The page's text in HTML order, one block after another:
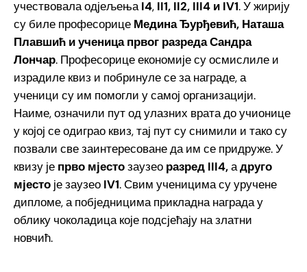
учествовала одјељењаI4, II1, II2, III4 и IV1. У жирију
су биле професорице Медина Ђурђевић, Наташа
Плавшић и ученица првог разреда Сандра
Лончар. Професорице економије су осмислиле и
израдиле квиз и побринуле се за награде, а
ученици су им помогли у самој организацији.
Наиме, означили пут од улазних врата до учионице
у којој се одиграо квиз, тај пут су снимили и тако су
позвали све заинтересоване да им се придруже. У
квизу је прво мјестозаузео разред III4,адруго
мјесто је заузео IV1. Свим ученицима су уручене
дипломе, а побједницима прикладна награда у
облику чоколадица које подсјећају на златни
новчић.